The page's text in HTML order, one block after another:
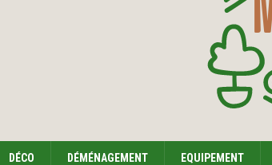
DÉCO DÉMÉNAGEMENT EQUIPEMENT